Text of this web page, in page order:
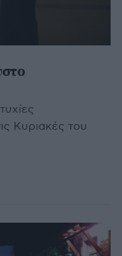
Κυριακές του